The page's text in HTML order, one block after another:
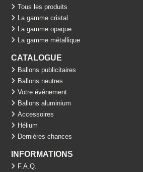
Tous les produits
La gamme cristal
La gamme opaque
La gamme métallique
CATALOGUE
Ballons publicitaires
Ballons neutres
Votre évènement
Ballons aluminium
Accessoires
Hélium
Dernières chances
INFORMATIONS
F.A.Q.